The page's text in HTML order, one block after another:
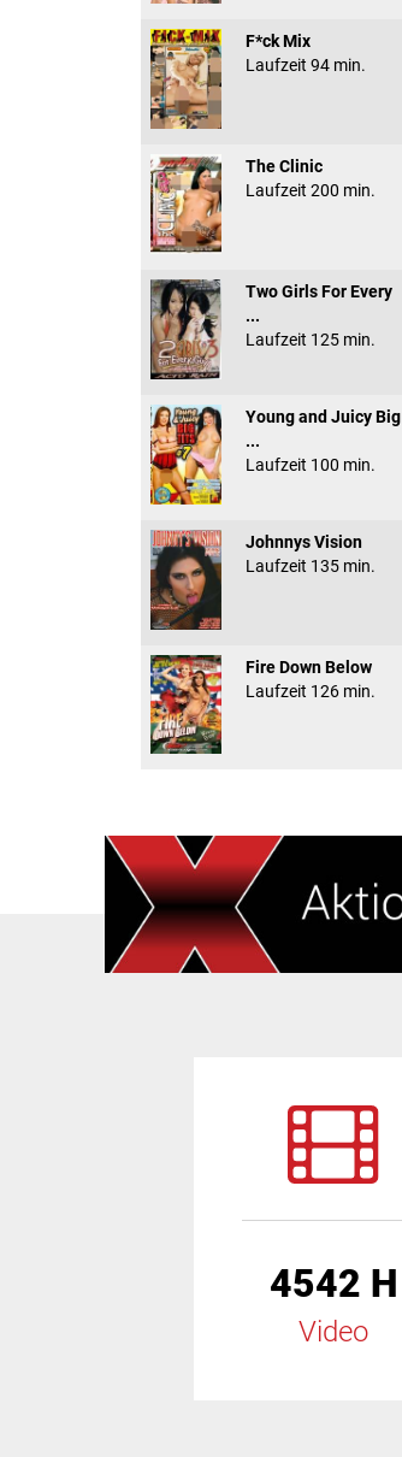
F*ck Mix
Laufzeit 94 min.
The Clinic
Laufzeit 200 min.
Two Girls For Every
...
Laufzeit 125 min.
Young and Juicy Big
...
Laufzeit 100 min.
Johnnys Vision
Laufzeit 135 min.
Fire Down Below
Laufzeit 126 min.
4542 H
Video